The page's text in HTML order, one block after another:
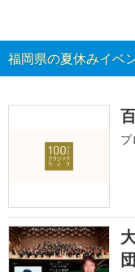
福岡県の夏休みイベ
プ